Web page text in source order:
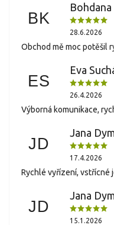
BK
28.6.2026
Obchod mě moc potěšil
ES
Eva
26.4.2026
Výborná komunikace,
JD
Jana
17.4.2026
Rychlé vyřízení, vstřícné
JD
Jana
15.1.2026